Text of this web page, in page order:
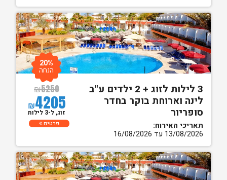
3 לילות לזוג + 2 ילדים ע"ב
לינה וארוחת בוקר בחדר
סופריור
תאריכי האירוח:
13/08/2026 עד 16/08/2026
₪5250
₪4205
20%
הנחה
זוג, ל-3 לילות
פרטים